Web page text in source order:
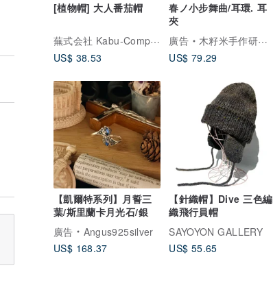
[植物帽] 大人番茄帽
蕪式会社 Kabu-Company!!
US$ 38.53
春ノ小步舞曲/耳環. 耳
夾
廣告
木籽米手作研究室
US$ 79.29
【凱爾特系列】月誓三
葉/斯里蘭卡月光石/銀
廣告
Angus925silver
US$ 168.37
【針織帽】Dive 三色編
織飛行員帽
SAYOYON GALLERY
US$ 55.65